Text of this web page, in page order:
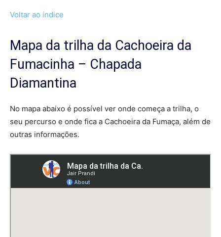
Voltar ao índice
Mapa da trilha da Cachoeira da
Fumacinha – Chapada
Diamantina
No mapa abaixo é possível ver onde começa a trilha, o
seu percurso e onde fica a Cachoeira da Fumaça, além de
outras informações.